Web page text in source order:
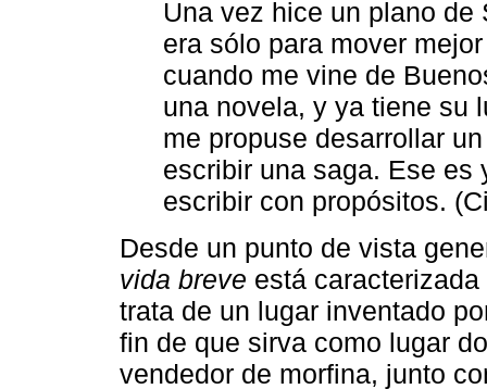
Una vez hice un plano
era sólo para mover
cuando me vine de
una novela, y ya tiene su
me propuse desarrollar
escribir una saga. Ese es
escribir con propósitos.
Desde un punto de vista
vida breve está
trata de un lugar inventado
fin de que sirva como lugar
vendedor de morfina, junto